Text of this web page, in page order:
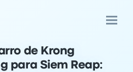
de Krong
para Siem Reap: